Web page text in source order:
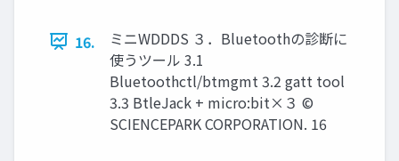
16.
ミニWDDDS ３．Bluetoothの診断に
使うツール 3.1
Bluetoothctl/btmgmt 3.2 gatt tool
3.3 BtleJack + micro:bit×３ ©
SCIENCEPARK CORPORATION. 16